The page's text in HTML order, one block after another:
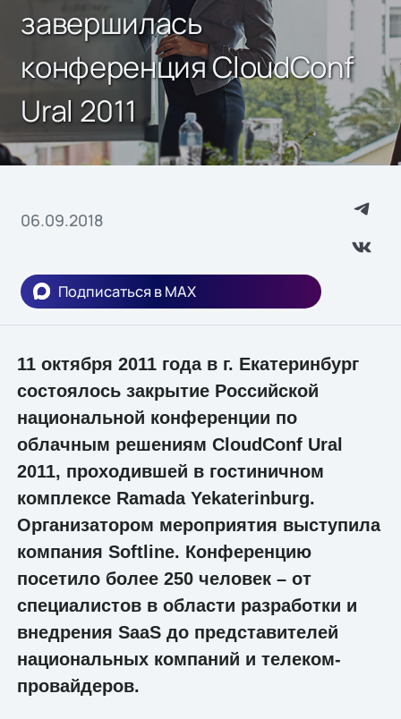
завершилась
конференция CloudConf
Ural 2011
06.09.2018
Подписаться в MAX
11 октября 2011 года в г. Екатеринбург
состоялось закрытие Российской
национальной конференции по
облачным решениям CloudConf Ural
2011, проходившей в гостиничном
комплексе Ramada Yekaterinburg.
Организатором мероприятия выступила
компания Softline. Конференцию
посетило более 250 человек – от
специалистов в области разработки и
внедрения SaaS до представителей
национальных компаний и телеком-
провайдеров.